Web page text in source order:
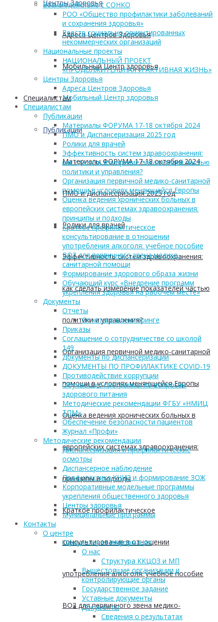
Центры Здоровья
Адреса Центров Здоровья
Мобильный Центр здоровья
Cпециалистам
Публикации
Материалы ФОРУМА 17-18 октября 2024
ПМО и Диспансеризация 2025 год
Ролики для врачей
Эффективность систем здравоохранения:
как сделать измерение показателей частью
политики и управления?
Организация первичной медико-санитарной
помощи в условиях меняющейся Европы
Оценка ведения хронических больных в
европейских системах здравоохранения:
принципы и подходы
Краткое профилактическое
консультирование в отношении
употребления алкоголя: учебное пособие
ВОЗ для первичного звена медико-
Взаимодействие с СОНКО
РОО «Общество профилактики заболеваний
и сохранения здоровья»
Реестр социально ориентированных
некоммерческих организаций
Национальные проекты
НАЦИОНАЛЬНЫЙ ПРОЕКТ
«ПРОДОЛЖИТЕЛЬНАЯ И АКТИВНАЯ ЖИЗНЬ»
Центры Здоровья
Адреса Центров Здоровья
Мобильный Центр здоровья
Cпециалистам
Публикации
Материалы ФОРУМА 17-18 октября 2024
ПМО и Диспансеризация 2025 год
Ролики для врачей
Эффективность систем здравоохранения:
как сделать измерение показателей частью
политики и управления?
Организация первичной медико-санитарной
помощи в условиях меняющейся Европы
Оценка ведения хронических больных в
европейских системах здравоохранения:
принципы и подходы
Краткое профилактическое
консультирование в отношении
употребления алкоголя: учебное пособие
ВОЗ для первичного звена медико-
санитарной помощи
Формирование здорового образа жизни
Обучающий курс «Внедрение программ
укрепления здоровья на рабочем месте»
Документы
Отчеты
Отчеты о мониторинге
Приказы
Соглашение о сотрудничестве со школой
149
Документы по диспансеризации
ДОКУМЕНТЫ ПО ПРОФИЛАКТИКЕ COVID-19
Противодействие коррупции
Обучающие программы по вопросам
здорового питания
Методические рекомендации ФГБУ «НМИЦ
ТПМ»
Обеспечение безопасности пациентов
Журнал «Профи»
Методические рекомендации
Диспансеризация и профилактические
осмотры
Диспансерное наблюдение
Профилактика ХНИЗ и формирование ЗОЖ
Корпоративные модельные программы
укрепления общественного здоровья
Центры здоровья
Муниципальные программы
Контакты
О центре
Официальная информация
О нас
Структура ККЦОЗ и МП
Вышестоящие организации и
контролирующие органы
Государственное задание
Уставные документы
Документы
Сведения о результатах